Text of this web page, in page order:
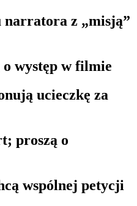
z „misją”
o występ w filmie
ucieczkę za
proszą o
wspólnej petycji